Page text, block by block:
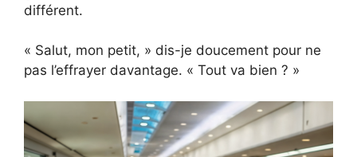
différent.
« Salut, mon petit, » dis-je doucement pour ne
pas l’effrayer davantage. « Tout va bien ? »